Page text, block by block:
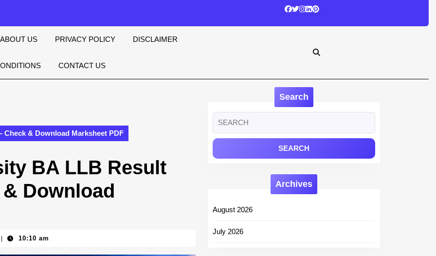
ABOUT US PRIVACY POLICY DISCLAIMER
CONTACT US
& Download Marksheet PDF
BA LLB Result
Download
10:10 am
Search
for:
Archives
August 2026
July 2026